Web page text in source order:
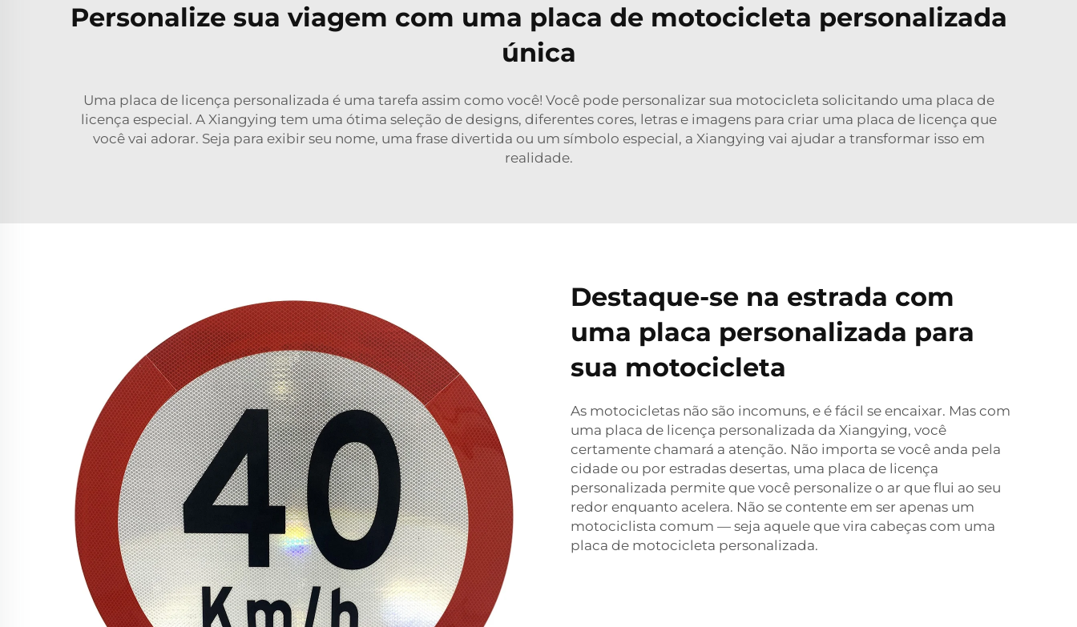
Personalize sua viagem com uma placa de motocicleta personalizada
única
Uma placa de licença personalizada é uma tarefa assim como você! Você pode personalizar sua motocicleta solicitando uma placa de
licença especial. A Xiangying tem uma ótima seleção de designs, diferentes cores, letras e imagens para criar uma placa de licença que
você vai adorar. Seja para exibir seu nome, uma frase divertida ou um símbolo especial, a Xiangying vai ajudar a transformar isso em
realidade.
Destaque-se na estrada com
uma placa personalizada para
sua motocicleta
As motocicletas não são incomuns, e é fácil se encaixar. Mas com
uma placa de licença personalizada da Xiangying, você
certamente chamará a atenção. Não importa se você anda pela
cidade ou por estradas desertas, uma placa de licença
personalizada permite que você personalize o ar que flui ao seu
redor enquanto acelera. Não se contente em ser apenas um
motociclista comum — seja aquele que vira cabeças com uma
placa de motocicleta personalizada.